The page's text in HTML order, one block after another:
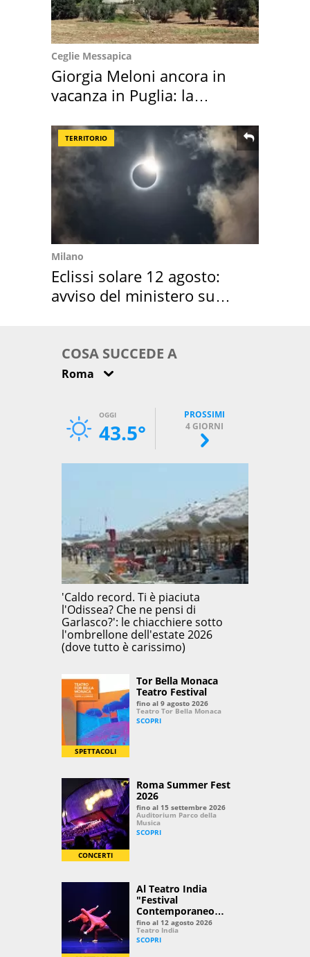
Ceglie Messapica
Giorgia Meloni ancora in
vacanza in Puglia: la
TERRITORIO
Milano
Eclissi solare 12 agosto:
avviso del ministero su